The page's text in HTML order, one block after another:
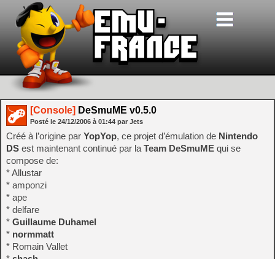
[Console] DeSmuME v0.5.0
Posté le 24/12/2006 à 01:44 par Jets
Créé à l’origine par YopYop, ce projet d’émulation de Nintendo
DS est maintenant continué par la Team DeSmuME qui se
compose de:
* Allustar
* amponzi
* ape
* delfare
* Guillaume Duhamel
* normmatt
* Romain Vallet